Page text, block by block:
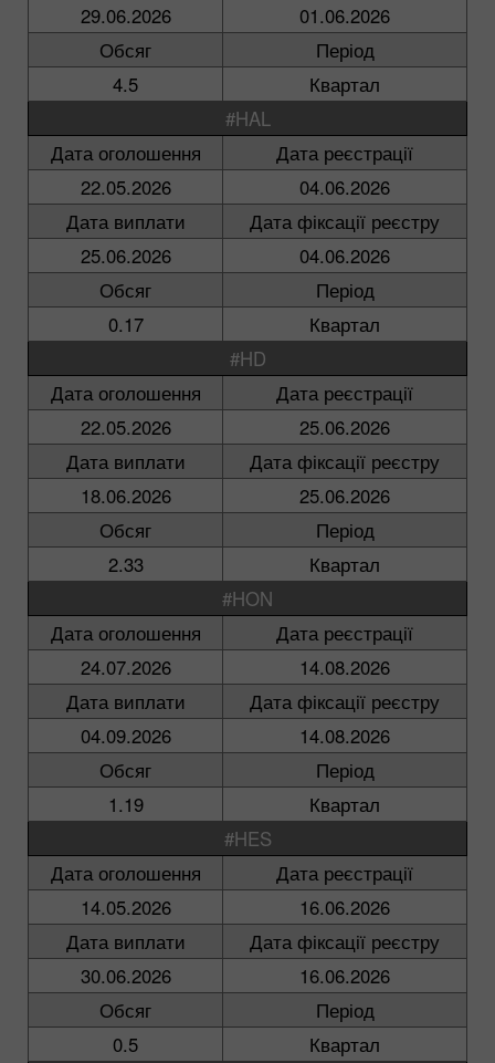
29.06.2026
01.06.2026
Обсяг
Період
4.5
Квартал
#HAL
Дата оголошення
Дата реєстрації
22.05.2026
04.06.2026
Дата виплати
Дата фіксації реєстру
25.06.2026
04.06.2026
Обсяг
Період
0.17
Квартал
#HD
Дата оголошення
Дата реєстрації
22.05.2026
25.06.2026
Дата виплати
Дата фіксації реєстру
18.06.2026
25.06.2026
Обсяг
Період
2.33
Квартал
#HON
Дата оголошення
Дата реєстрації
24.07.2026
14.08.2026
Дата виплати
Дата фіксації реєстру
04.09.2026
14.08.2026
Обсяг
Період
1.19
Квартал
#HES
Дата оголошення
Дата реєстрації
14.05.2026
16.06.2026
Дата виплати
Дата фіксації реєстру
30.06.2026
16.06.2026
Обсяг
Період
0.5
Квартал